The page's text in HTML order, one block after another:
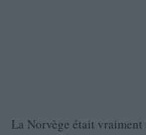
La Norvège était vraiment